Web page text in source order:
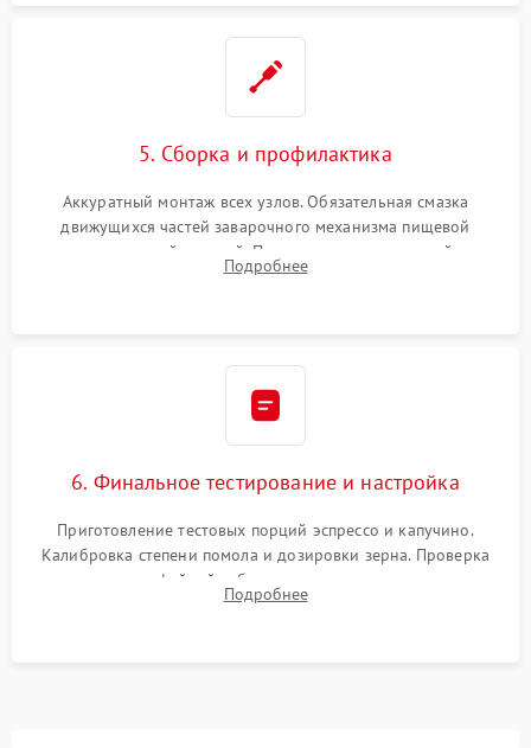
5. Сборка и профилактика
Аккуратный монтаж всех узлов. Обязательная смазка
движущихся частей заварочного механизма пищевой
силиконовой смазкой. Проведение программной
декальцинации и очистки системы от кофейных масел.
Подробнее
6. Финальное тестирование и настройка
Приготовление тестовых порций эспрессо и капучино.
Калибровка степени помола и дозировки зерна. Проверка
плотности кофейной таблетки, температуры напитка и
качества молочной пены. Контроль отсутствия посторонних
Подробнее